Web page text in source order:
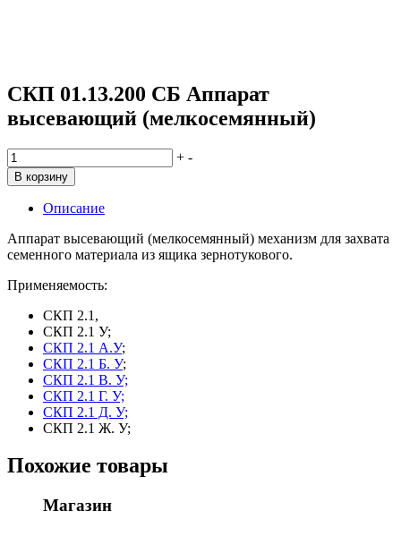
СКП 01.13.200 СБ Аппарат
высевающий (мелкосемянный)
Количество
товара
СКП
01.13.200
Аппарат
высевающий
+ -
В корзину
Описание
Аппарат высевающий (мелкосемянный) механизм для захвата
семенного материала из ящика зернотукового.
Применяемость:
СКП 2.1,
СКП 2.1 У;
СКП 2.1 А.У;
СКП 2.1 Б. У;
СКП 2.1 В. У;
СКП 2.1 Г. У;
СКП 2.1 Д. У;
СКП 2.1 Ж. У;
Похожие товары
Магазин